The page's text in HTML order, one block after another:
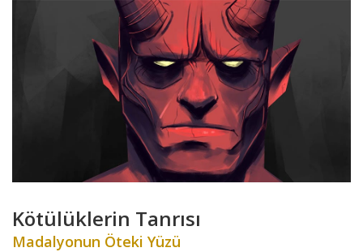
Kötülüklerin Tanrısı
Madalyonun Öteki Yüzü